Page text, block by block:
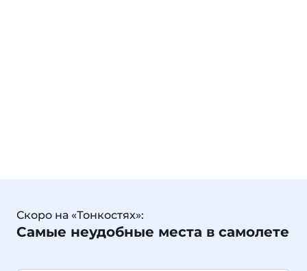
Скоро на «Тонкостях»:
Самые неудобные места в самолете